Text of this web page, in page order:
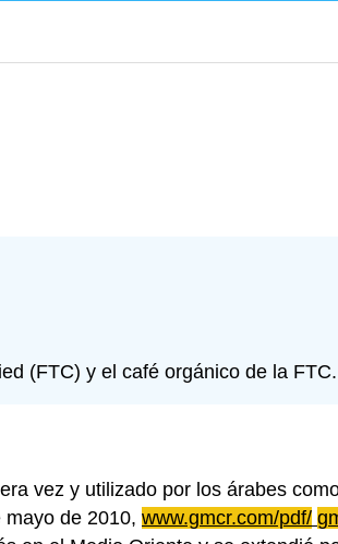
(FTC) y el café orgánico de la FTC.
vez y utilizado por los árabes
de 2010, www.gmcr.com/pdf/